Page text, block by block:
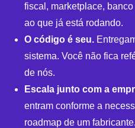
fiscal, marketplace,
ao que já está rodando.
O código é seu.
sistema. Você não fica
de nós.
Escala junto com a
entram conforme a
roadmap de um fabricante.